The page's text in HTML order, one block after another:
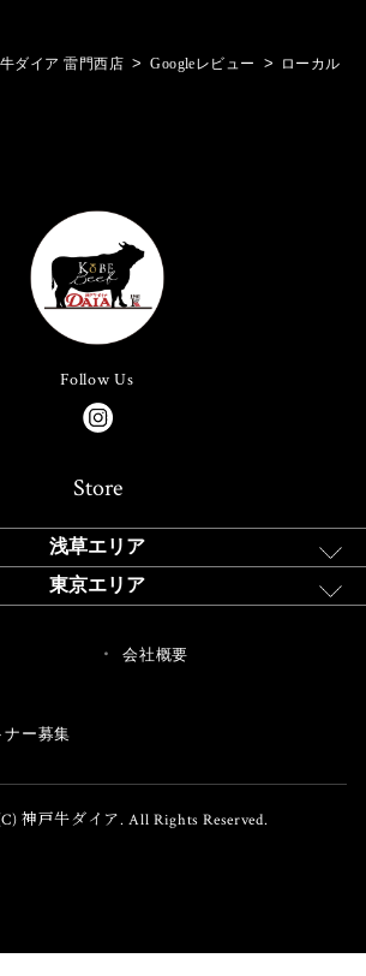
ダイア 雷門西店 > Googleレビュー >
ローカル
Follow Us
Store
浅草エリア
東京エリア
ナー募集
会社概要
神戸牛ダイア. All Rights Reserved.